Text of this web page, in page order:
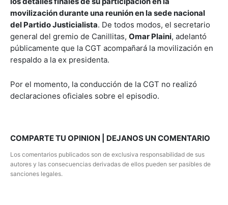
movilización durante una reunión en la sede nacional
del Partido Justicialista. De todos modos, el secretario
general del gremio de Canillitas, Omar Plaini, adelantó
públicamente que la CGT acompañará la movilización en
respaldo a la ex presidenta.
Por el momento, la conducción de la CGT no realizó
declaraciones oficiales sobre el episodio.
COMPARTE TU OPINION | DEJANOS UN COMENTARIO
Los comentarios publicados son de exclusiva responsabilidad de sus
autores y las consecuencias derivadas de ellos pueden ser pasibles de
sanciones legales.